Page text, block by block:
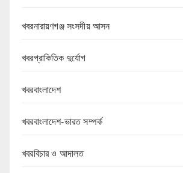
খবরনারায়ণগঞ্জ সংসদীয় আসন
খবরপ্রাকিতিক দুর্যোগ
খবরবাংলাদেশ
খবরবাংলাদেশ-ভারত সম্পর্ক
খবরবিচার ও আদালত